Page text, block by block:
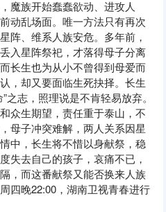
魔族开始蠢蠢欲动、进攻人
动乱场面。唯一方法只有再次
阵、维系人族安危。多年前，
入星阵祭祀，才落得母子分离
长生也为从小不曾得到母爱而
，却又要面临生死抉择。长生
之志，照理说是不肯轻易放弃。
众生期望，责任重于泰山，不
母子冲突难解，两人关系因星
中，长生将不惜以身献祭，稳
失去自己的孩子，哀痛不已，
，而这番献祭又能否换来人族
四晚22:00，湖南卫视青春进行